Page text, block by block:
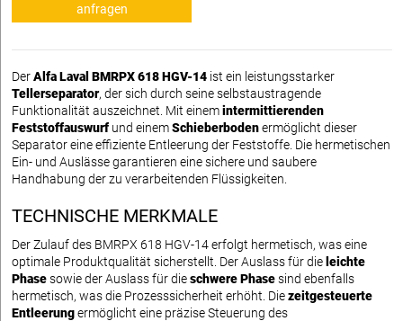
anfragen
DerAlfa Laval BMRPX 618 HGV-14 ist ein leistungsstarker
Tellerseparator, der sich durch seine selbstaustragende
Funktionalität auszeichnet. Mit einemintermittierenden
Feststoffauswurf und einemSchieberbodenermöglicht dieser
Separator eine effiziente Entleerung der Feststoffe. Die hermetischen
Ein- und Auslässe garantieren eine sichere und saubere
Handhabung der zu verarbeitenden Flüssigkeiten.
TECHNISCHE MERKMALE
Der Zulauf des BMRPX 618 HGV-14 erfolgt hermetisch, was eine
optimale Produktqualität sicherstellt. Der Auslass für die leichte
Phasesowie der Auslass für dieschwere Phasesind ebenfalls
hermetisch, was die Prozesssicherheit erhöht. Diezeitgesteuerte
Entleerungermöglicht eine präzise Steuerung des